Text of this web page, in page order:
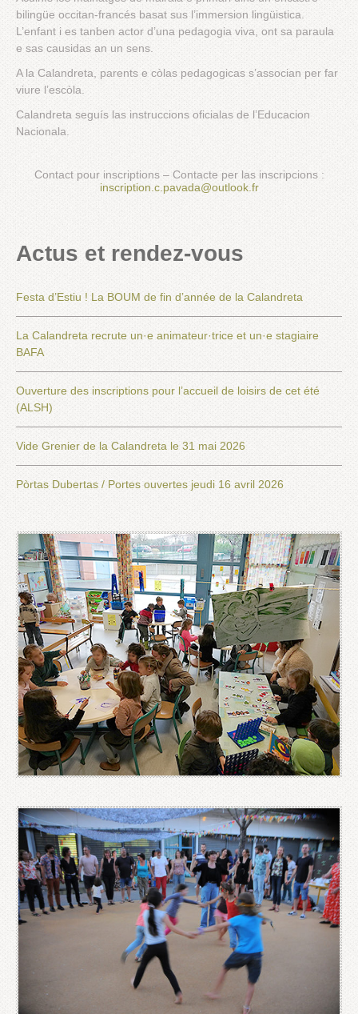
bilingüe occitan-francés basat sus l’immersion lingüistica.
L’enfant i es tanben actor d’una pedagogia viva, ont sa paraula
e sas causidas an un sens.
A la Calandreta, parents e còlas pedagogicas s’associan per far
viure l’escòla.
Calandreta seguís las instruccions oficialas de l’Educacion
Nacionala.
Contact pour inscriptions – Contacte per las inscripcions :
inscription.c.pavada@outlook.fr
Actus et rendez-vous
Festa d’Estiu ! La BOUM de fin d’année de la Calandreta
La Calandreta recrute un·e animateur·trice et un·e stagiaire
BAFA
Ouverture des inscriptions pour l’accueil de loisirs de cet été
(ALSH)
Vide Grenier de la Calandreta le 31 mai 2026
Pòrtas Dubertas / Portes ouvertes jeudi 16 avril 2026